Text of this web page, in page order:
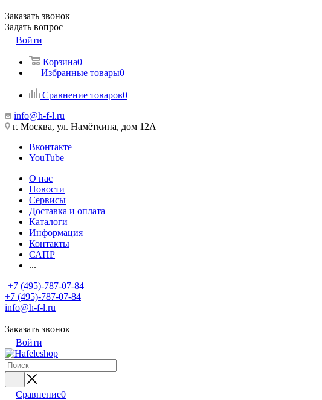
Заказать звонок
Задать вопрос
Войти
Корзина0
Избранные товары0
Сравнение товаров0
info@h-f-l.ru
г. Москва, ул. Намёткина, дом 12А
Вконтакте
YouTube
О нас
Новости
Сервисы
Доставка и оплата
Каталоги
Информация
Контакты
САПР
...
+7 (495)-787-07-84
+7 (495)-787-07-84
info@h-f-l.ru
Заказать звонок
Войти
Сравнение0